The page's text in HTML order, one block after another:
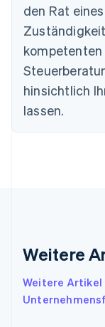
den Rat
hinsichtlich
lassen.
Weitere
Weitere Artikel
Dänemark
Deutschland
DeutschEnglish
Estland
English
简体中文
EnglishSvenska
English
English
Italien